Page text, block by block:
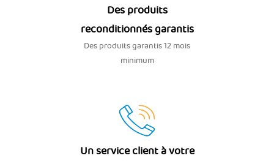
Des produits
reconditionnés garantis
Des produits garantis 12 mois
minimum
Un service client à votre